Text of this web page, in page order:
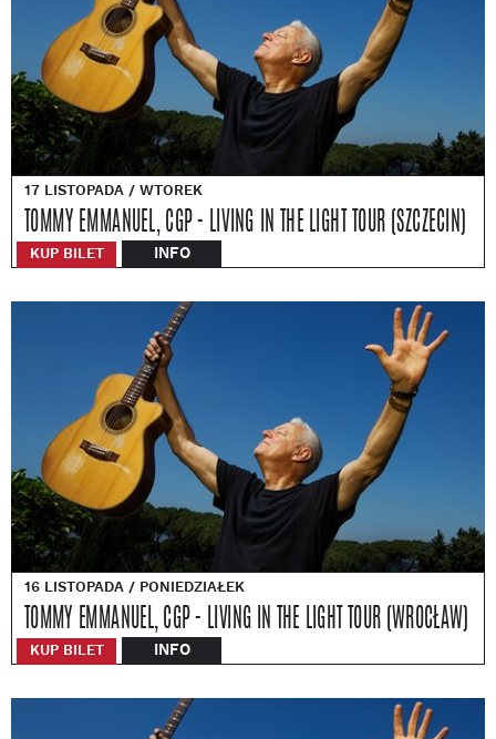
17 LISTOPADA / WTOREK
TOMMY EMMANUEL, CGP - LIVING IN THE LIGHT TOUR (SZCZECIN)
KUP BILET INFO
16 LISTOPADA / PONIEDZIAŁEK
TOMMY EMMANUEL, CGP - LIVING IN THE LIGHT TOUR (WROCŁAW)
KUP BILET INFO